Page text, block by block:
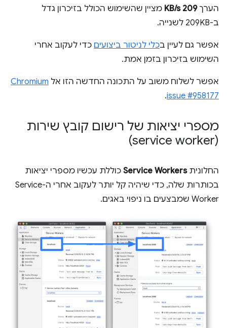
הערך209 KB/s
מציין שהשימוש הכולל בזיכרון גדל
ב-209KB לשנייה.
אפשר גם לעיין בכלי לניטור ביצועים כדי לעקוב אחרי
השימוש בזיכרון בזמן אמת.
אפשר לשלוח משוב על התכונה החדשה הזו אל Chromium
issue #958177
.
מספרי יציאות של רישום קובץ שירות
(service worker)
החלוניתService Workers כוללת עכשיו מספרי יציאות
בכותרות שלה, כדי שיהיה קל יותר לעקוב אחרי ה-Service
Worker שמבצעים בו ניפוי באגים.